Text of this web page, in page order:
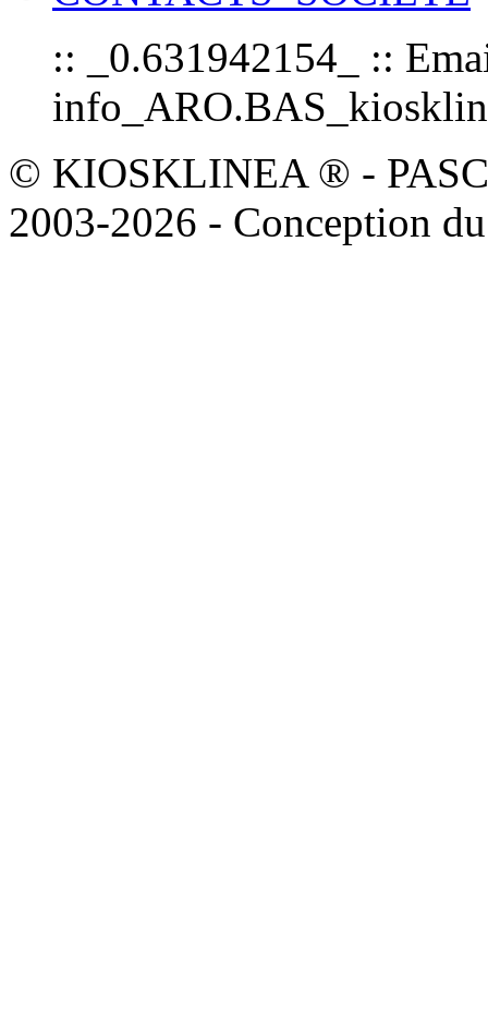
:: _0.631942154_ ::
© KIOSKLINEA ® -
2003-2026 - Conception